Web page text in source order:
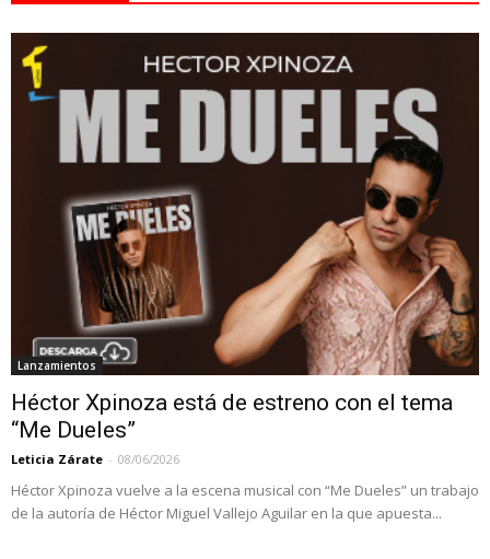
Lanzamientos
Héctor Xpinoza está de estreno con el tema
“Me Dueles”
Leticia Zárate - 08/06/2026
Héctor Xpinoza vuelve a la escena musical con “Me Dueles” un trabajo
de la autoría de Héctor Miguel Vallejo Aguilar en la que apuesta...